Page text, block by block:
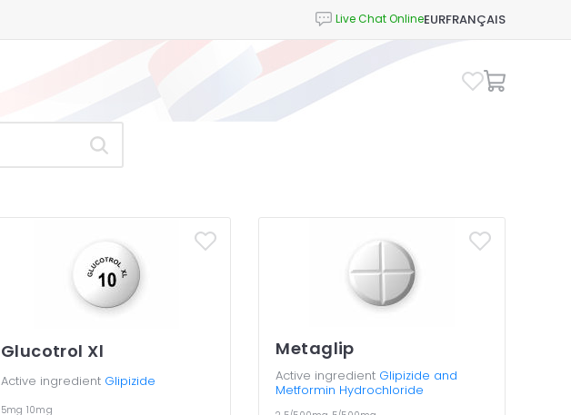
EURFRANÇAIS
Glucotrol Xl
Active ingredient Glipizide
5mg 10mg
Metaglip
Active ingredient Glipizide and
Metformin Hydrochloride